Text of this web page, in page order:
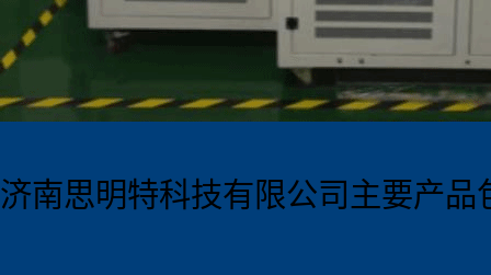
济南思明特科技有限公司主要产品